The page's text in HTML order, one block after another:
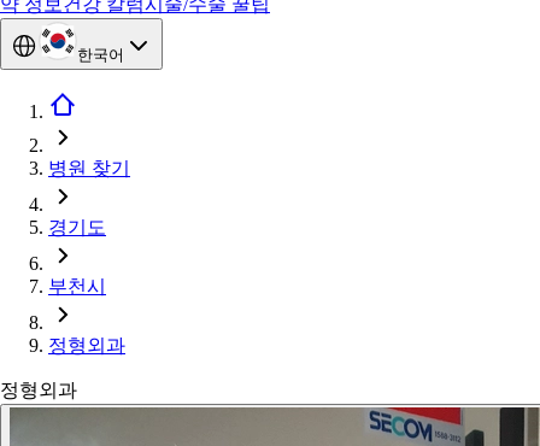
약 정보 건강 칼럼시술/수술 꿀팁
한국어
병원 찾기
경기도
부천시
정형외과
정형외과